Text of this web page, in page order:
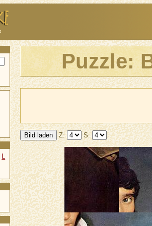
Puzzle:
Z: S:
L